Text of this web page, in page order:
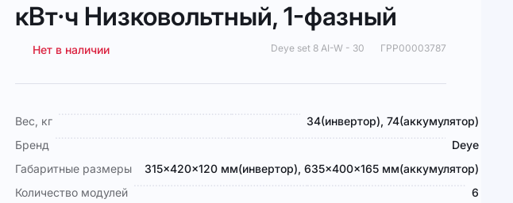
кВт·ч Низковольтный, 1-фазный
Нет в наличии Deye set 8 AI-W - 30 ГРР00003787
Подробная
информация
Вес, кг
34(инвертор), 74(аккумулятор)
Бренд
Deye
Габаритные размеры
315×420×120 мм(инвертор), 635×400×165 мм(аккумулятор)
Количество модулей
6